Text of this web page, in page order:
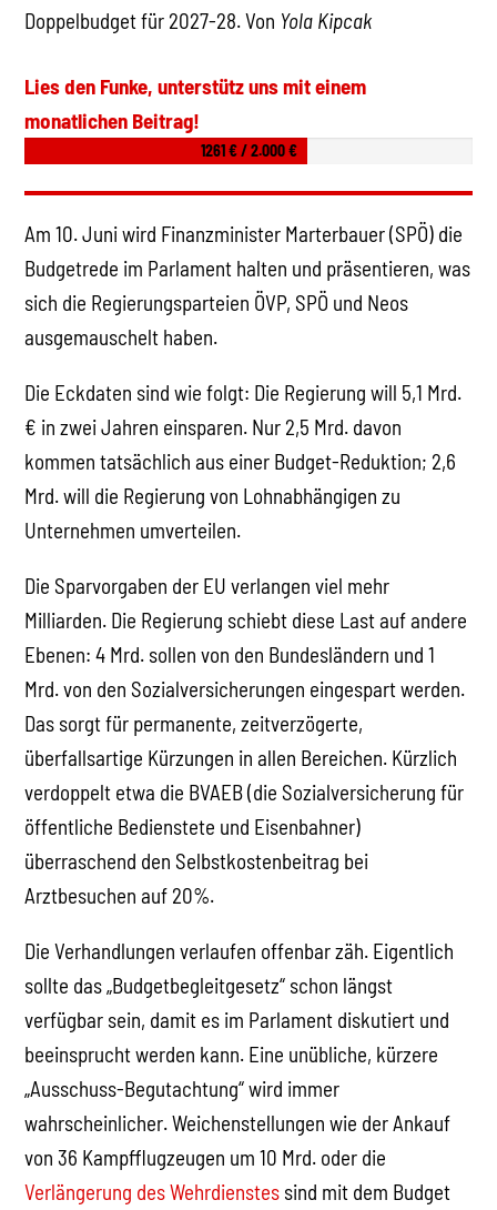
Doppelbudget für 2027-28. Von Yola Kipcak
Lies den Funke, unterstütz uns mit einem
monatlichen Beitrag!
1261 € / 2.000 €
Am 10. Juni wird Finanzminister Marterbauer (SPÖ) die
Budgetrede im Parlament halten und präsentieren, was
sich die Regierungsparteien ÖVP, SPÖ und Neos
ausgemauschelt haben.
Die Eckdaten sind wie folgt: Die Regierung will 5,1 Mrd.
€ in zwei Jahren einsparen. Nur 2,5 Mrd. davon
kommen tatsächlich aus einer Budget-Reduktion; 2,6
Mrd. will die Regierung von Lohnabhängigen zu
Unternehmen umverteilen.
Die Sparvorgaben der EU verlangen viel mehr
Milliarden. Die Regierung schiebt diese Last auf andere
Ebenen: 4 Mrd. sollen von den Bundesländern und 1
Mrd. von den Sozialversicherungen eingespart werden.
Das sorgt für permanente, zeitverzögerte,
überfallsartige Kürzungen in allen Bereichen. Kürzlich
verdoppelt etwa die BVAEB (die Sozialversicherung für
öffentliche Bedienstete und Eisenbahner)
überraschend den Selbstkostenbeitrag bei
Arztbesuchen auf 20%.
Die Verhandlungen verlaufen offenbar zäh. Eigentlich
sollte das „Budgetbegleitgesetz“ schon längst
verfügbar sein, damit es im Parlament diskutiert und
beeinsprucht werden kann. Eine unübliche, kürzere
„Ausschuss-Begutachtung“ wird immer
wahrscheinlicher. Weichenstellungen wie der Ankauf
von 36 Kampfflugzeugen um 10 Mrd. oder die
Verlängerung des Wehrdienstes sind mit dem Budget